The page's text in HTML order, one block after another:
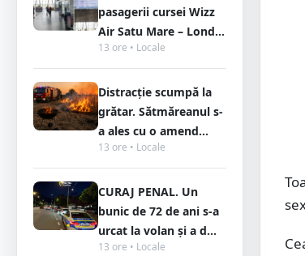
pasagerii cursei Wizz
Air Satu Mare – Lond...
13 ore • Locale
Distracție scumpă la
grătar. Sătmăreanul s-
a ales cu o amend...
13 ore • Locale
CURAJ PENAL. Un
bunic de 72 de ani s-a
urcat la volan și a d...
13 ore • Locale